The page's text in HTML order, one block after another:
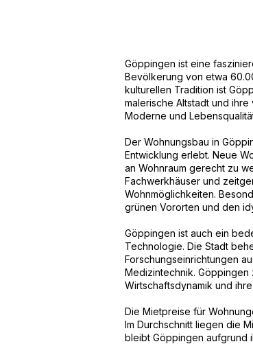
Göppingen ist eine
Bevölkerung von etwa
kulturellen Tradition ist
malerische Altstadt und
Moderne und
Der Wohnungsbau in
Entwicklung erlebt. Neue
an Wohnraum gerecht zu
Fachwerkhäuser und
Wohnmöglichkeiten.
grünen Vororten und den
Göppingen ist auch ein
Technologie. Die Stadt
Forschungseinrichtungen
Medizintechnik.
Wirtschaftsdynamik und
Die Mietpreise für
Im Durchschnitt liegen die
bleibt Göppingen aufgrund